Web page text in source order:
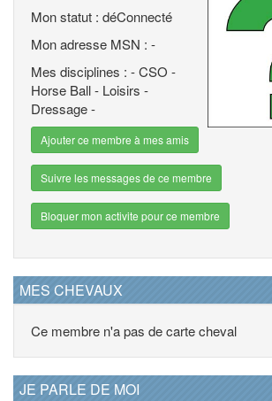
Mon statut : déConnecté
Mon adresse MSN : -
Mes disciplines : - CSO -
Horse Ball - Loisirs -
Dressage -
Ajouter ce membre à mes amis
Suivre les messages de ce membre
Bloquer mon activite pour ce membre
MES CHEVAUX
Ce membre n'a pas de carte cheval
JE PARLE DE MOI